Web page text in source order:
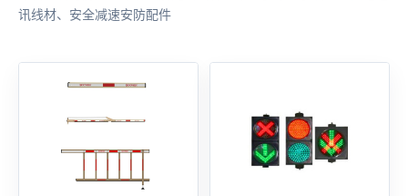
讯线材、安全减速安防配件